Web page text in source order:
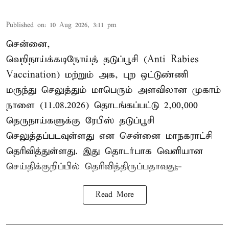
Published on: 10 Aug 2026, 3:11 pm
சென்னை,
வெறிநாய்க்கடிநோய்த் தடுப்பூசி (Anti Rabies
Vaccination) மற்றும் அக, புற ஒட்டுண்ணி
மருந்து செலுத்தும் மாபெரும் அளவிலான முகாம்
நாளை (11.08.2026) தொடங்கப்பட்டு 2,00,000
தெருநாய்களுக்கு ரேபிஸ் தடுப்பூசி
செலுத்தப்படவுள்ளது என சென்னை மாநகராட்சி
தெரிவித்துள்ளது. இது தொடர்பாக வெளியான
செய்திக்குறிப்பில் தெரிவித்திருப்பதாவது;-
Read More